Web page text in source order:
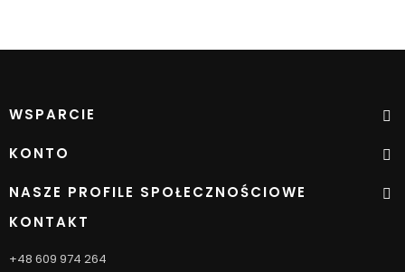
WSPARCIE
KONTO
NASZE PROFILE SPOŁECZNOŚCIOWE
KONTAKT
+48 609 974 264